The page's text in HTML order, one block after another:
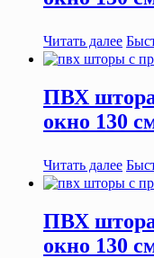
Читать далее
ПВХ штора
окно 130
Читать далее
ПВХ штора
окно 130